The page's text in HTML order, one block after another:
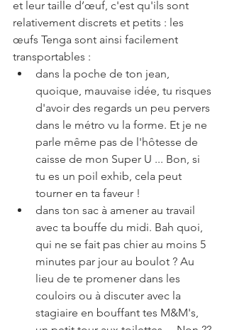
et leur taille d’œuf, c'est qu'ils sont
relativement discrets et petits : les
œufs Tenga sont ainsi facilement
transportables :
dans la poche de ton jean,
quoique, mauvaise idée, tu risques
d'avoir des regards un peu pervers
dans le métro vu la forme. Et je ne
parle même pas de l'hôtesse de
caisse de mon Super U ... Bon, si
tu es un poil exhib, cela peut
tourner en ta faveur !
dans ton sac à amener au travail
avec ta bouffe du midi. Bah quoi,
qui ne se fait pas chier au moins 5
minutes par jour au boulot ? Au
lieu de te promener dans les
couloirs ou à discuter avec la
stagiaire en bouffant tes M&M's,